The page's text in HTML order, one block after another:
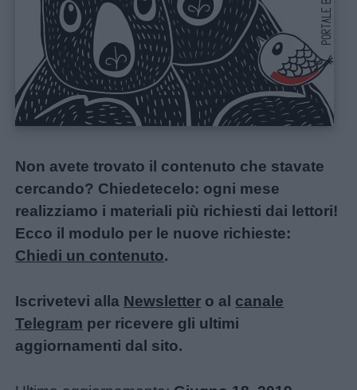
Non avete trovato il contenuto che stavate
cercando? Chiedetecelo: ogni mese
realizziamo i materiali più richiesti dai lettori!
Ecco il modulo per le nuove richieste:
Chiedi un contenuto.
Iscrivetevi alla Newsletter o al canale
Telegram per ricevere gli ultimi
aggiornamenti dal sito.